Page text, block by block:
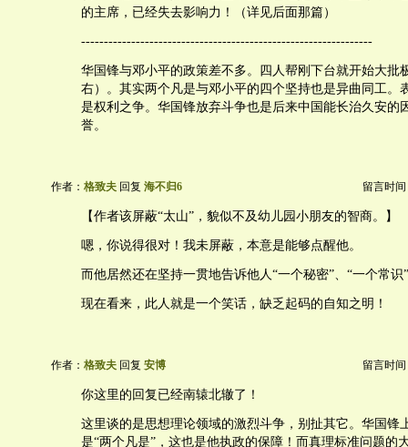
的主席，已经失去影响力！（详见后面那篇）
----------------------------------------------------------------
华国锋与邓小平的政策差不多。四人帮刚下台就开始大批
右）。其实两个凡是与邓小平的四个坚持也是异曲同工。
是权利之争。华国锋放弃斗争也是后来中国能长治久安的
誉。
作者： 格致夫 回复 海不归6 留言时间
【作者该屏蔽“太山”，貌似不及幼儿园小朋友的智商。】
嗯，你说得很对！我未屏蔽，本意是能够点醒他。
而他居然还在坚持一贯地告诉他人“一个秘密”、“一个常识
现在看来，此人就是一个笑话，缺乏起码的自知之明！
作者： 格致夫 回复 安博 留言时间
你这里的回复已经南辕北辙了！
这里谈的是思想理论领域的激烈斗争，别扯其它。华国锋
是“两个凡是”，这也是他执政的保障！而真理标准问题的